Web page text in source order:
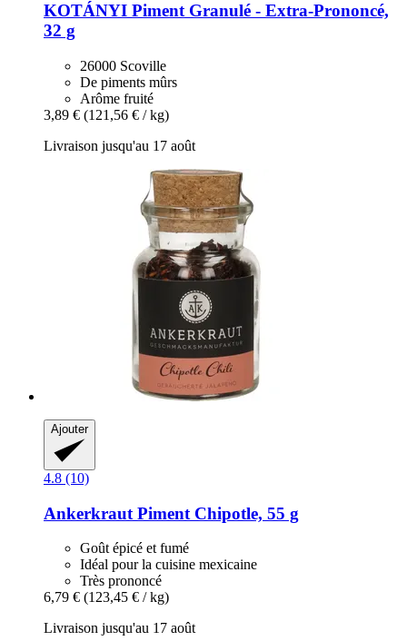
KOTÁNYI Piment Granulé -​ Extra-​Prononcé,
32 g
26000 Scoville
De piments mûrs
Arôme fruité
3,89 € (121,56 € / kg)
Livraison jusqu'au 17 août
Ajouter
4.8 (10)
Ankerkraut Piment Chipotle, 55 g
Goût épicé et fumé
Idéal pour la cuisine mexicaine
Très prononcé
6,79 € (123,45 € / kg)
Livraison jusqu'au 17 août